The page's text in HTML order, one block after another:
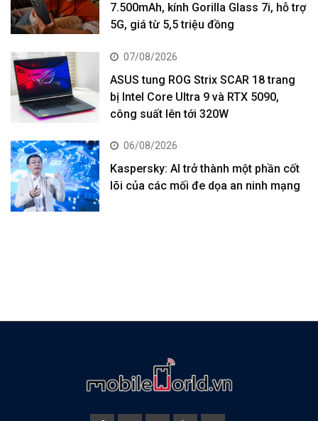
7.500mAh, kính Gorilla Glass 7i, hỗ trợ
5G, giá từ 5,5 triệu đồng
07/08/2026
ASUS tung ROG Strix SCAR 18 trang
bị Intel Core Ultra 9 và RTX 5090,
công suất lên tới 320W
06/08/2026
Kaspersky: AI trở thành một phần cốt
lõi của các mối đe dọa an ninh mạng